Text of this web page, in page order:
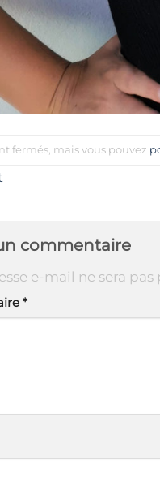
fermés, mais vous pouvez
commentaire
e-mail ne sera pas
*